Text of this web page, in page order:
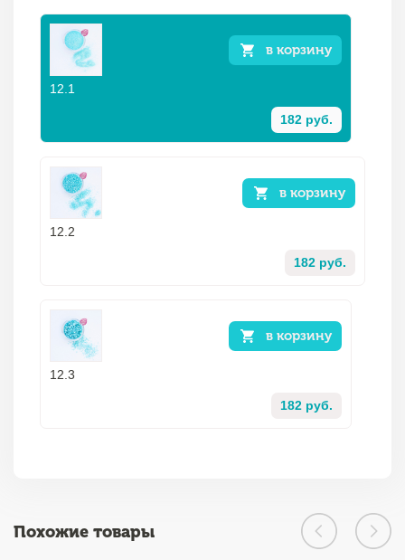
в корзину
12.1
182 руб.
в корзину
12.2
182 руб.
в корзину
12.3
182 руб.
Похожие товары